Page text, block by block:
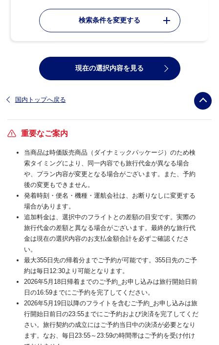
検索条件を変更する
現在の選択内容を見る
国内トップへ戻る
重要なご案内
当商品は時価販売商品（ダイナミックパッケージ）のため検
索タイミングにより、同一内容でも旅行代金が異なる場合
や、プラン内容が変更となる場合がございます。また、予約
後の変更もできません。
発着時刻・便名・機種・運航会社は、お断りなしに変更する
場合があります。
追加料金は、選択中のフライトとの差額の目安です。実際の
旅行代金の差額と異なる場合がございます。最終的な旅行代
金は現在の選択内容のお支払金額合計を必ずご確認くださ
い。
最大355日先の帰着分までご予約が可能です。355日先のご予
約は毎日12:30より可能となります。
2026年5月18日帰着までのご予約_お申し込みは旅行開始日前
日の16:59までにご予約を完了してください。
2026年5月19日以降のフライトを含むご予約_お申し込みは旅
行開始日前日の23:55までにご予約および決済を完了してくだ
さい。旅行契約の成立にはご予約当日中の決済が必要となり
ます。なお、毎日23:55～23:59の時間帯はご予約を受け付け